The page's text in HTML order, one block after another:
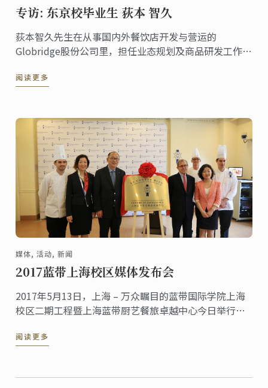
专访: 东京校毕业生 荻本 智久
荻本智久先生在从事国内外餐饮店开发与营运的
Globridge股份公司里，担任业态规划及商品研发工作。
在业界活跃着，边重视厨师心意，边为了创设经营有成
阅读更多
媒体, 活动, 新闻
2017蓝带上海校区媒体发布会
2017年5月13日，上海 – 万众瞩目的蓝带国际学院上海
校区二期工程暨上海蓝带厨艺餐旅卓越中心今日举行新
登陆上海，接受预注册。蓝带国际学院总裁André J. ...
阅读更多